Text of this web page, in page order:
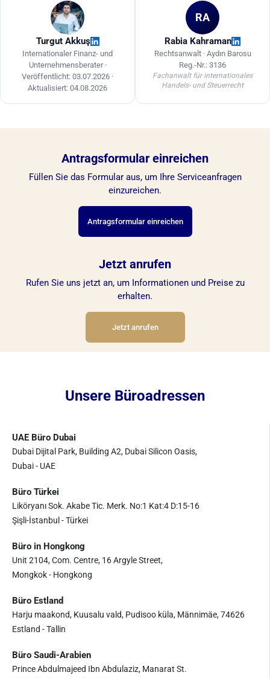
Mitarbeiterschulungen, die Aufbewahrung von
Unterlagen und die Meldung verdächtiger
Transaktionen sind fortlaufende Verpflichtungen.
Turgut Akkuş
Internationaler Finanz- und
Unternehmensberater ·
Veröffentlicht: 03.07.2026 ·
Aktualisiert: 04.08.2026
RA
Rabia Kahraman
Rechtsanwalt · Aydın Barosu
Reg.-Nr.: 3136
Fachanwalt für internationales
Handels- und Steuerrecht
Antragsformular einreichen
Füllen Sie das Formular aus, um Ihre Serviceanfragen
einzureichen.
Antragsformular einreichen
Jetzt anrufen
Rufen Sie uns jetzt an, um Informationen und Preise zu
erhalten.
Jetzt anrufen
Unsere Büroadressen
UAE Büro Dubai
Dubai Dijital Park, Building A2, Dubai Silicon Oasis,
Dubai - UAE
Büro Türkei
Liköryanı Sok. Akabe Tic. Merk. No:1 Kat:4 D:15-16
Şişli-İstanbul - Türkei
Büro in Hongkong
Unit 2104, Com. Centre, 16 Argyle Street,
Mongkok - Hongkong
Büro Estland
Harju maakond, Kuusalu vald, Pudisoo küla, Männimäe, 74626
Estland - Tallin
Büro Saudi-Arabien
Prince Abdulmajeed Ibn Abdulaziz, Manarat St.